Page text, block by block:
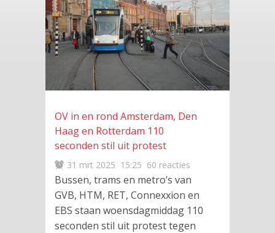
OV in en rond Amsterdam, Den
Haag en Rotterdam 110
seconden stil uit protest
31 mrt 2025 15:25 60 reacties
Bussen, trams en metro’s van
GVB, HTM, RET, Connexxion en
EBS staan woensdagmiddag 110
seconden stil uit protest tegen